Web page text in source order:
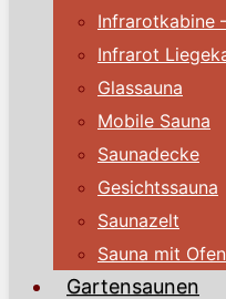
Infrarotkabine
Infrarot
Glassauna
Mobile Sauna
Saunadecke
Gesichtssauna
Saunazelt
Sauna mit Ofen
Gartensaunen